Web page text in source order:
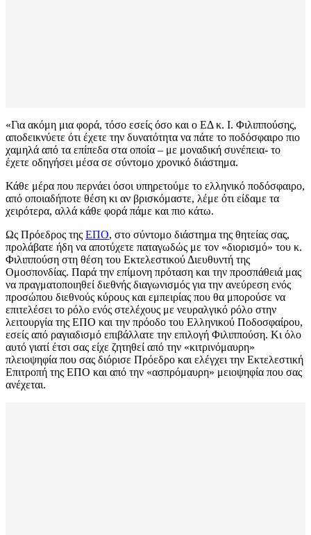
«Για ακόμη μια φορά, τόσο εσείς όσο και ο ΕΔ κ. Ι. Φιλιππούσης,
αποδεικνύετε ότι έχετε την δυνατότητα να πάτε το ποδόσφαιρο πιο
χαμηλά από τα επίπεδα στα οποία – με μοναδική συνέπεια- το
έχετε οδηγήσει μέσα σε σύντομο χρονικό διάστημα.
Κάθε μέρα που περνάει όσοι υπηρετούμε το ελληνικό ποδόσφαιρο,
από οποιαδήποτε θέση κι αν βρισκόμαστε, λέμε ότι είδαμε τα
χειρότερα, αλλά κάθε φορά πάμε και πιο κάτω.
Ως Πρόεδρος της ΕΠΟ, στο σύντομο διάστημα της θητείας σας,
προλάβατε ήδη να αποτύχετε παταγωδώς με τον «διορισμό» του κ.
Φιλιππούση στη θέση του Εκτελεστικού Διευθυντή της
Ομοσπονδίας. Παρά την επίμονη πρόταση και την προσπάθειά μας
να πραγματοποιηθεί διεθνής διαγωνισμός για την ανεύρεση ενός
προσώπου διεθνούς κύρους και εμπειρίας που θα μπορούσε να
επιτελέσει το ρόλο ενός στελέχους με νευραλγικό ρόλο στην
λειτουργία της ΕΠΟ και την πρόοδο του Ελληνικού Ποδοσφαίρου,
εσείς από ραγιαδισμό επιβάλλατε την επιλογή Φιλιππούση. Κι όλο
αυτό γιατί έτσι σας είχε ζητηθεί από την «κιτρινόμαυρη»
πλειοψηφία που σας διόρισε Πρόεδρο και ελέγχει την Εκτελεστική
Επιτροπή της ΕΠΟ και από την «ασπρόμαυρη» μειοψηφία που σας
ανέχεται.